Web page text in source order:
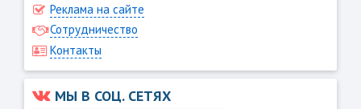
Реклама на сайте
Сотрудничество
Контакты
МЫ В СОЦ. СЕТЯХ